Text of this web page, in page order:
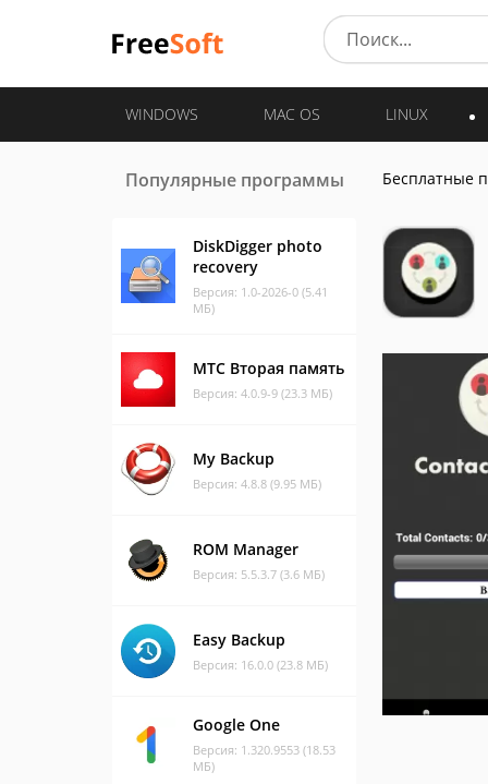
WINDOWS MAC OS LINUX
Популярные программы
DiskDigger photo
recovery
Версия: 1.0-2026-0 (5.41
МБ)
МТС Вторая память
Версия: 4.0.9-9 (23.3 МБ)
My Backup
Версия: 4.8.8 (9.95 МБ)
ROM Manager
Версия: 5.5.3.7 (3.6 МБ)
Easy Backup
Версия: 16.0.0 (23.8 МБ)
Google One
Версия: 1.320.9553 (18.53
МБ)
Бесплатные